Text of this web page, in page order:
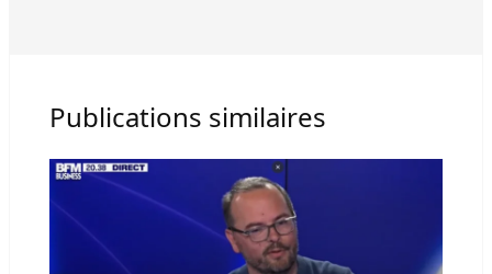
Publications similaires